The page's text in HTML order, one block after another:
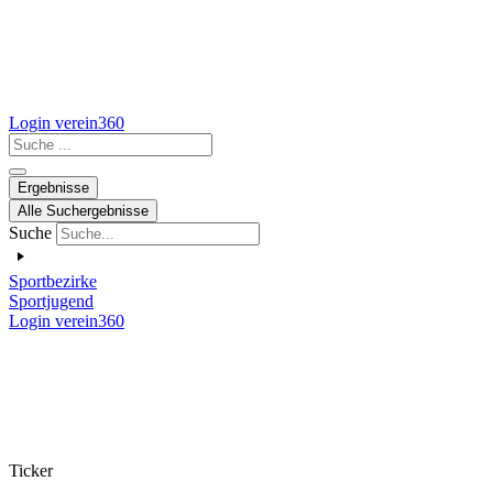
Login verein360
Search
...
Ergebnisse
Alle Suchergebnisse
Suche
Sportbezirke
Sportjugend
Login verein360
Ticker